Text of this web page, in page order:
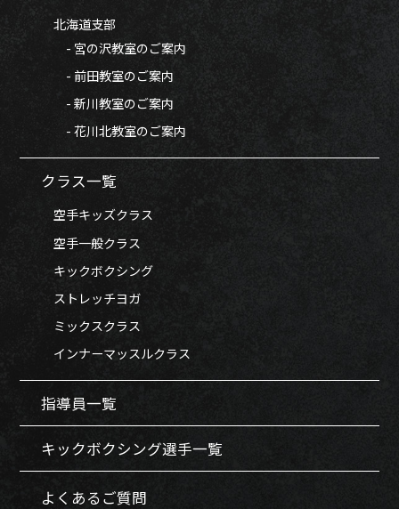
北海道支部
- 宮の沢教室のご案内
- 前田教室のご案内
- 新川教室のご案内
- 花川北教室のご案内
クラス一覧
空手キッズクラス
空手一般クラス
キックボクシング
ストレッチヨガ
ミックスクラス
インナーマッスルクラス
指導員一覧
キックボクシング選手一覧
よくあるご質問